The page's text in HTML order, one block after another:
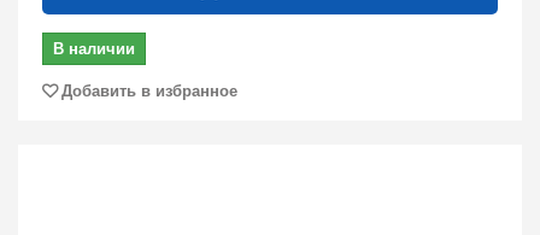
В наличии
Добавить в избранное